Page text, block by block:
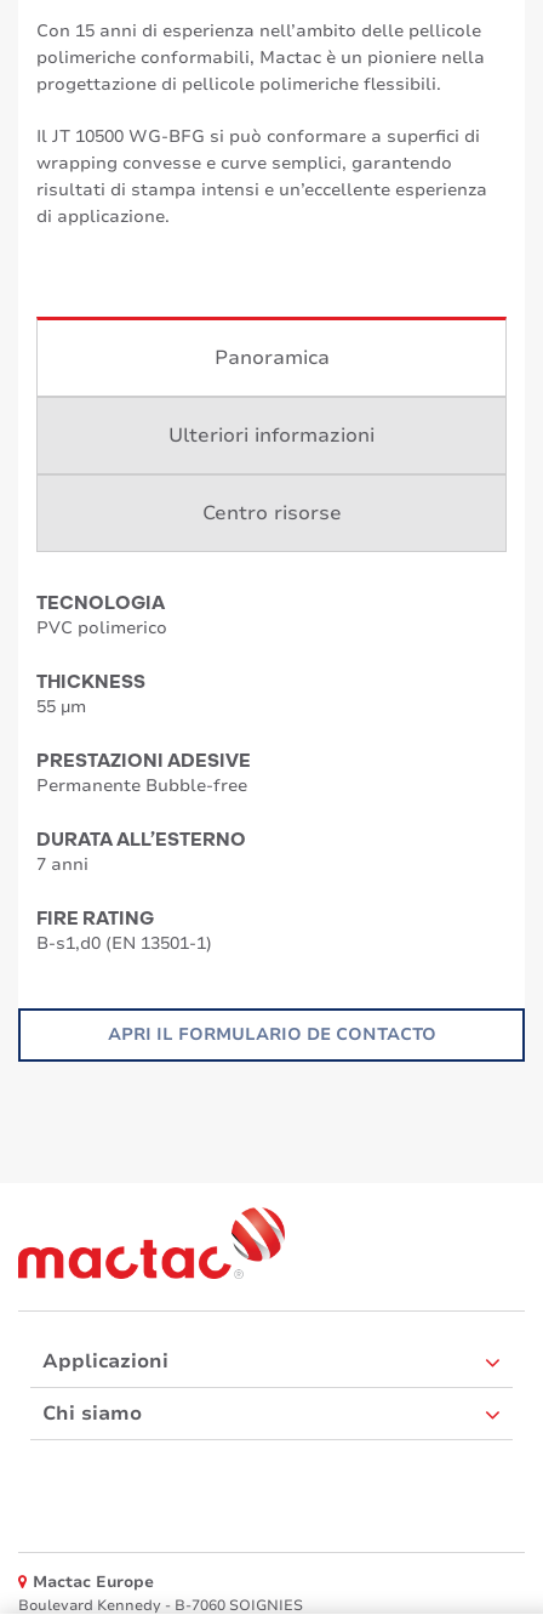
Con 15 anni di esperienza nell’ambito delle pellicole
polimeriche conformabili, Mactac è un pioniere nella
progettazione di pellicole polimeriche flessibili.
Il JT 10500 WG-BFG si può conformare a superfici di
wrapping convesse e curve semplici, garantendo
risultati di stampa intensi e un’eccellente esperienza
di applicazione.
Panoramica
Ulteriori informazioni
Centro risorse
TECNOLOGIA
PVC polimerico
THICKNESS
55 µm
PRESTAZIONI ADESIVE
Permanente Bubble-free
DURATA ALL’ESTERNO
7 anni
FIRE RATING
B-s1,d0 (EN 13501-1)
APRI IL FORMULARIO DE CONTACTO
Applicazioni
Chi siamo
Mactac Europe
Boulevard Kennedy - B-7060 SOIGNIES